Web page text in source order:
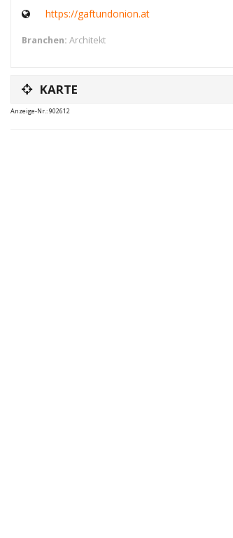
https://gaftundonion.at
Branchen: Architekt
KARTE
Anzeige-Nr.: 902612